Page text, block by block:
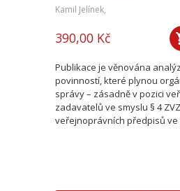
Kamil Jelínek,
390,00 Kč
Publikace je věnována
povinností, které plynou
správy – zásadně v pozici
zadavatelů ve smyslu § 4
veřejnoprávních předpisů ve